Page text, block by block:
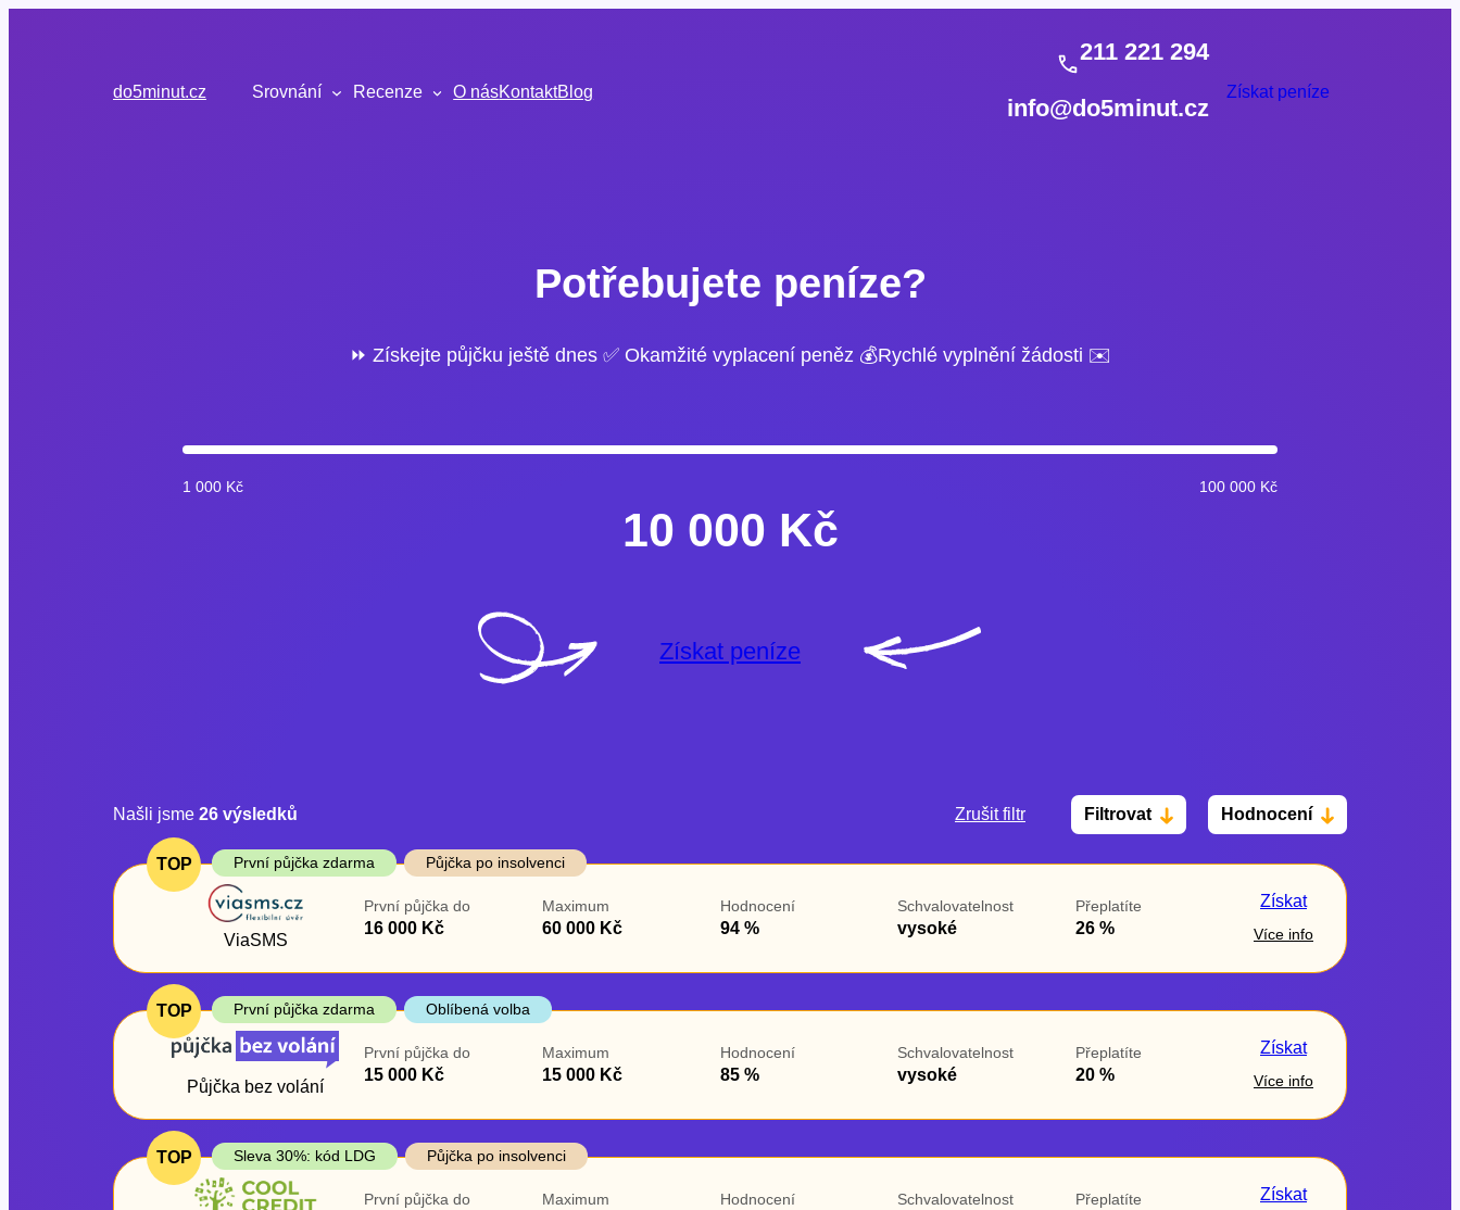
do5minut.cz
Srovnání Recenze O násKontaktBlog
211 221 294
info@do5minut.cz
Získat peníze
Potřebujete peníze?
⏩ Získejte půjčku ještě dnes ✅ Okamžité vyplacení peněz 💰Rychlé vyplnění žádosti ✉️
1 000 Kč 100 000 Kč
10 000 Kč
Získat peníze
Zrušit filtr Filtrovat Hodnocení
Cena
Od
První půjčka zdarma
ano
Našli jsme 26 výsledků
TOP První půjčka zdarma Půjčka po insolvenci
ViaSMS
První půjčka do
16 000 Kč
Maximum
60 000 Kč
Hodnocení
94 %
Schvalovatelnost
vysoké
Přeplatíte
26 %
Získat
Více info
TOP První půjčka zdarma Oblíbená volba
Půjčka bez volání
První půjčka do
15 000 Kč
Maximum
15 000 Kč
Hodnocení
85 %
Schvalovatelnost
vysoké
Přeplatíte
20 %
Získat
Více info
TOP Sleva 30%: kód LDG Půjčka po insolvenci
První půjčka do Maximum Hodnocení Schvalovatelnost Přeplatíte Získat